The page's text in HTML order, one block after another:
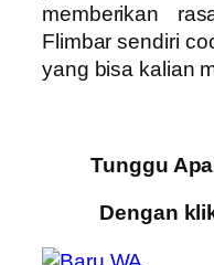
memberikan
Flimbar sendiri
yang bisa kalian
Tunggu
Dengan